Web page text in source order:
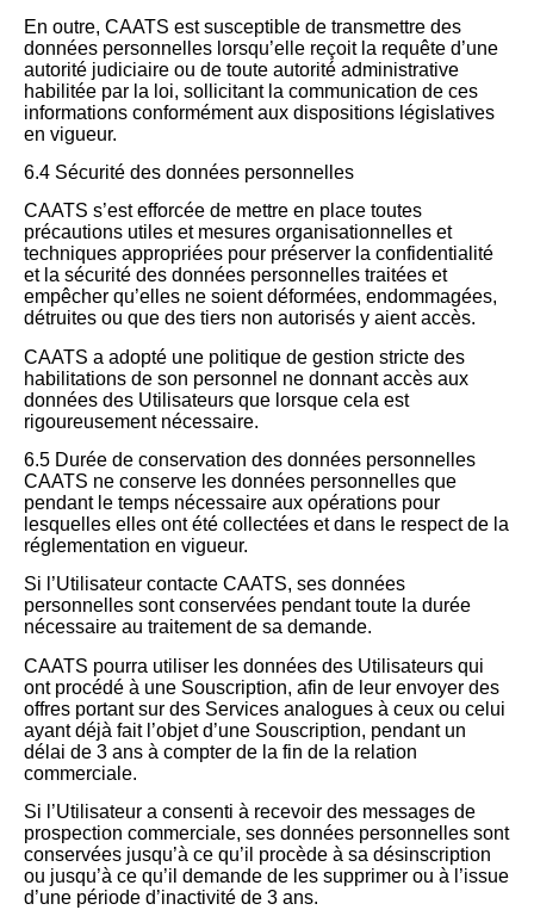
En outre, CAATS est susceptible de transmettre des
données personnelles lorsqu’elle reçoit la requête d’une
autorité judiciaire ou de toute autorité administrative
habilitée par la loi, sollicitant la communication de ces
informations conformément aux dispositions législatives
en vigueur.
6.4 Sécurité des données personnelles
CAATS s’est efforcée de mettre en place toutes
précautions utiles et mesures organisationnelles et
techniques appropriées pour préserver la confidentialité
et la sécurité des données personnelles traitées et
empêcher qu’elles ne soient déformées, endommagées,
détruites ou que des tiers non autorisés y aient accès.
CAATS a adopté une politique de gestion stricte des
habilitations de son personnel ne donnant accès aux
données des Utilisateurs que lorsque cela est
rigoureusement nécessaire.
6.5 Durée de conservation des données personnelles
CAATS ne conserve les données personnelles que
pendant le temps nécessaire aux opérations pour
lesquelles elles ont été collectées et dans le respect de la
réglementation en vigueur.
Si l’Utilisateur contacte CAATS, ses données
personnelles sont conservées pendant toute la durée
nécessaire au traitement de sa demande.
CAATS pourra utiliser les données des Utilisateurs qui
ont procédé à une Souscription, afin de leur envoyer des
offres portant sur des Services analogues à ceux ou celui
ayant déjà fait l’objet d’une Souscription, pendant un
délai de 3 ans à compter de la fin de la relation
commerciale.
Si l’Utilisateur a consenti à recevoir des messages de
prospection commerciale, ses données personnelles sont
conservées jusqu’à ce qu’il procède à sa désinscription
ou jusqu’à ce qu’il demande de les supprimer ou à l’issue
d’une période d’inactivité de 3 ans.